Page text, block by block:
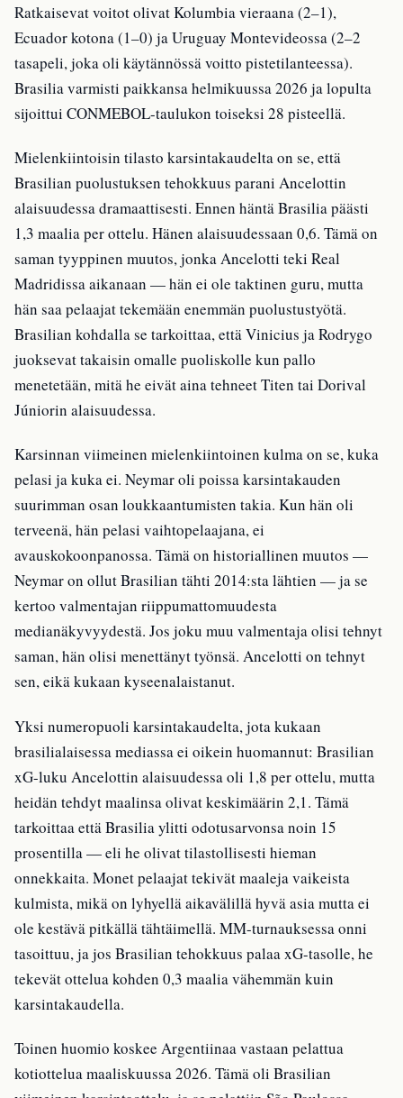
Ratkaisevat voitot olivat Kolumbia vieraana (2–1),
Ecuador kotona (1–0) ja Uruguay Montevideossa (2–2
tasapeli, joka oli käytännössä voitto pistetilanteessa).
Brasilia varmisti paikkansa helmikuussa 2026 ja lopulta
sijoittui CONMEBOL-taulukon toiseksi 28 pisteellä.
Mielenkiintoisin tilasto karsintakaudelta on se, että
Brasilian puolustuksen tehokkuus parani Ancelottin
alaisuudessa dramaattisesti. Ennen häntä Brasilia päästi
1,3 maalia per ottelu. Hänen alaisuudessaan 0,6. Tämä on
saman tyyppinen muutos, jonka Ancelotti teki Real
Madridissa aikanaan — hän ei ole taktinen guru, mutta
hän saa pelaajat tekemään enemmän puolustustyötä.
Brasilian kohdalla se tarkoittaa, että Vinicius ja Rodrygo
juoksevat takaisin omalle puoliskolle kun pallo
menetetään, mitä he eivät aina tehneet Titen tai Dorival
Júniorin alaisuudessa.
Karsinnan viimeinen mielenkiintoinen kulma on se, kuka
pelasi ja kuka ei. Neymar oli poissa karsintakauden
suurimman osan loukkaantumisten takia. Kun hän oli
terveenä, hän pelasi vaihtopelaajana, ei
avauskokoonpanossa. Tämä on historiallinen muutos —
Neymar on ollut Brasilian tähti 2014:sta lähtien — ja se
kertoo valmentajan riippumattomuudesta
medianäkyvyydestä. Jos joku muu valmentaja olisi tehnyt
saman, hän olisi menettänyt työnsä. Ancelotti on tehnyt
sen, eikä kukaan kyseenalaistanut.
Yksi numeropuoli karsintakaudelta, jota kukaan
brasilialaisessa mediassa ei oikein huomannut: Brasilian
xG-luku Ancelottin alaisuudessa oli 1,8 per ottelu, mutta
heidän tehdyt maalinsa olivat keskimäärin 2,1. Tämä
tarkoittaa että Brasilia ylitti odotusarvonsa noin 15
prosentilla — eli he olivat tilastollisesti hieman
onnekkaita. Monet pelaajat tekivät maaleja vaikeista
kulmista, mikä on lyhyellä aikavälillä hyvä asia mutta ei
ole kestävä pitkällä tähtäimellä. MM-turnauksessa onni
tasoittuu, ja jos Brasilian tehokkuus palaa xG-tasolle, he
tekevät ottelua kohden 0,3 maalia vähemmän kuin
karsintakaudella.
Toinen huomio koskee Argentiinaa vastaan pelattua
kotiottelua maaliskuussa 2026. Tämä oli Brasilian